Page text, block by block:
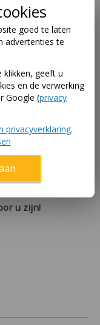
trampoline.
dit product via
u zijn!
goed te laten
advertenties te
klikken, geeft u
en de verwerking
Google (privacy
privacyverklaring.